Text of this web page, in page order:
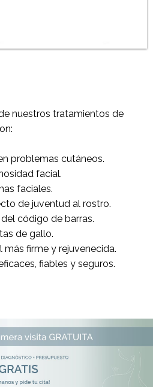
nuestros tratamientos de
problemas cutáneos.
facial.
faciales.
de juventud al rostro.
código de barras.
de gallo.
más firme y rejuvenecida.
fiables y seguros.